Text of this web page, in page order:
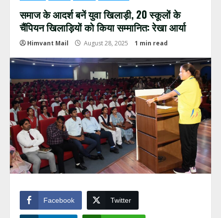
समाज के आदर्श बनें युवा खिलाड़ी, 20 स्कूलों के
चैंपियन खिलाड़ियों को किया सम्मानित: रेखा आर्या
Himvant Mail August 28, 2025 1 min read
Facebook Twitter